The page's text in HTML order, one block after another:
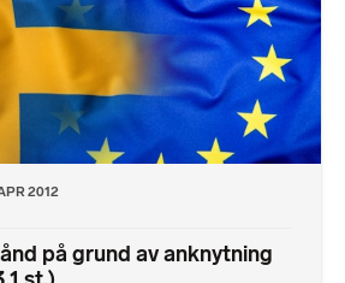
2012
på grund av anknytning